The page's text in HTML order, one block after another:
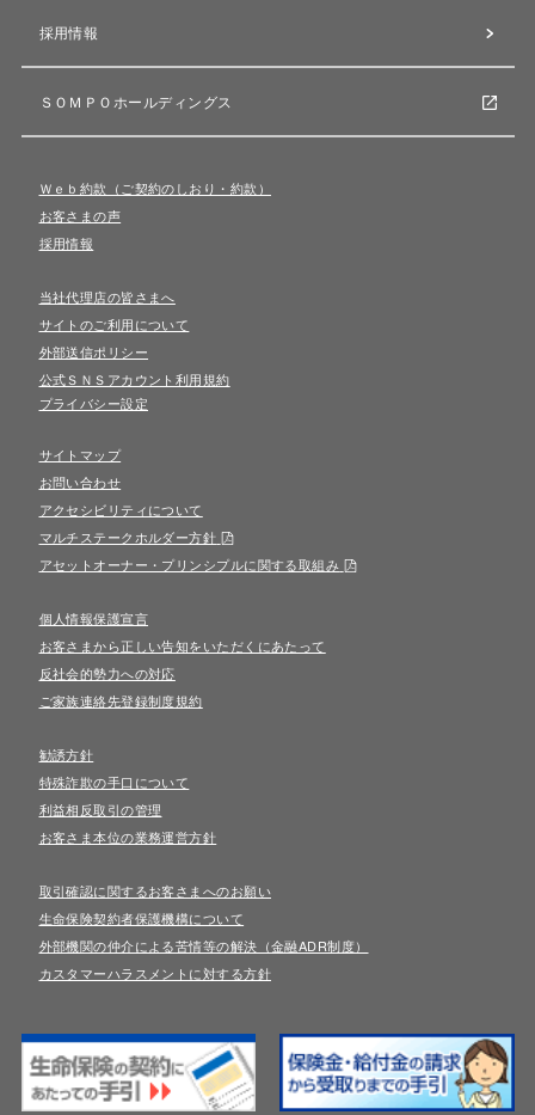
採用情報
ＳＯＭＰＯホールディングス
Ｗｅｂ約款（ご契約のしおり・約款）
お客さまの声
採用情報
当社代理店の皆さまへ
サイトのご利用について
外部送信ポリシー
公式ＳＮＳアカウント利用規約
プライバシー設定
サイトマップ
お問い合わせ
アクセシビリティについて
マルチステークホルダー方針
アセットオーナー・プリンシプルに関する取組み
個人情報保護宣言
お客さまから正しい告知をいただくにあたって
反社会的勢力への対応
ご家族連絡先登録制度規約
勧誘方針
特殊詐欺の手口について
利益相反取引の管理
お客さま本位の業務運営方針
取引確認に関するお客さまへのお願い
生命保険契約者保護機構について
外部機関の仲介による苦情等の解決（金融ADR制度）
カスタマーハラスメントに対する方針